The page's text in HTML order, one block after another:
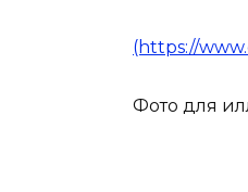
(https://
Фото для